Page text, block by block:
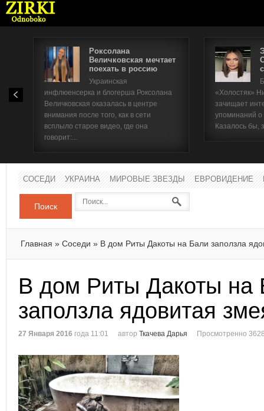
Роксолана
Величковская мечтает
поехать в россию
Украинская
инфлюенсерка и блогерша Роксолана
Величковская оказалась в центре
внимания после того, как в сети
всплыло старое видео, где она
говорит:...
«Холостяк»
зачищает
упоминаний
Казалось бы,
СОСЕДИ УКРАИНА МИРОВЫЕ ЗВЕЗДЫ ЕВРОВИДЕНИЕ
Поиск
Главная » Соседи » В дом Риты Дакоты на Бали заползла
В дом Риты Дакоты на
заползла ядовитая
27 Января 2016 года 11:01 автор Ткачева Дарья Просмотренно
Имя